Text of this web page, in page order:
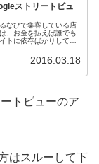
ストリートビュ
なびで集客している店
、お金を払えば誰でも
トに依存ばかりしてい
2016.03.18
トビューのア
はスルーして下